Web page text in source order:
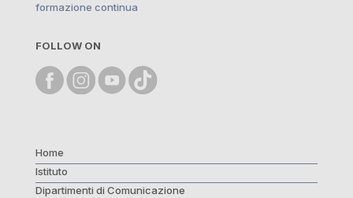
formazione continua
FOLLOW ON
Home
Istituto
Dipartimenti di Comunicazione